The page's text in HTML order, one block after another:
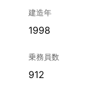
建造年
1998
乗務員数
912